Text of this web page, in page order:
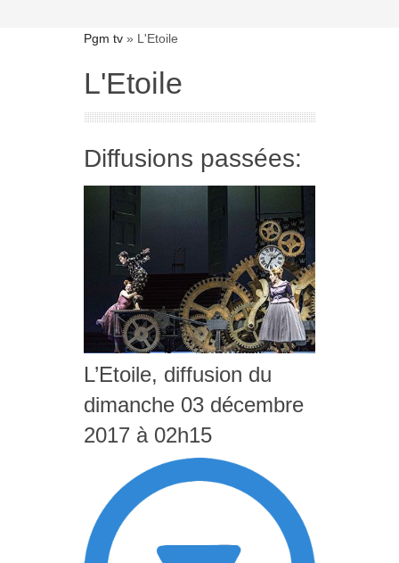
Pgm tv » L'Etoile
L'Etoile
Diffusions passées:
L’Etoile, diffusion du
dimanche 03 décembre
2017 à 02h15